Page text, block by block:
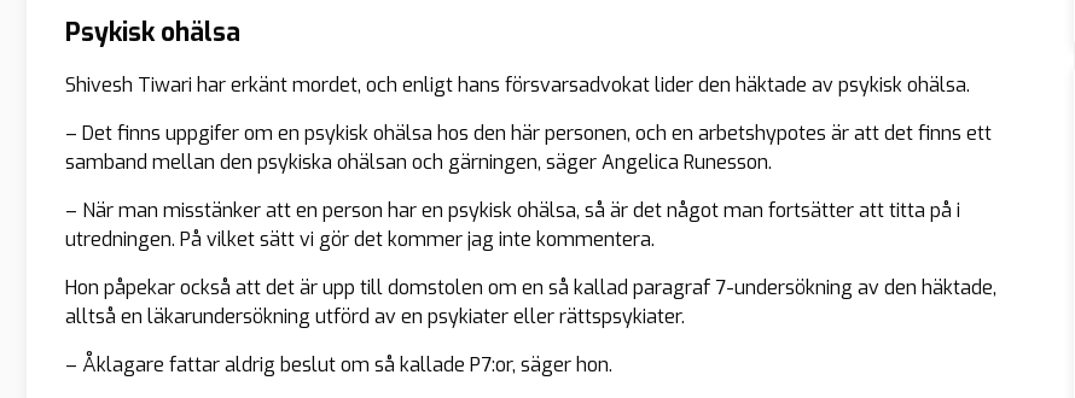
Psykisk ohälsa
Shivesh Tiwari har erkänt mordet, och enligt hans försvarsadvokat lider den häktade av psykisk ohälsa.
– Det finns uppgifer om en psykisk ohälsa hos den här personen, och en arbetshypotes är att det finns ett
samband mellan den psykiska ohälsan och gärningen, säger Angelica Runesson.
– När man misstänker att en person har en psykisk ohälsa, så är det något man fortsätter att titta på i
utredningen. På vilket sätt vi gör det kommer jag inte kommentera.
Hon påpekar också att det är upp till domstolen om en så kallad paragraf 7-undersökning av den häktade,
alltså en läkarundersökning utförd av en psykiater eller rättspsykiater.
– Åklagare fattar aldrig beslut om så kallade P7:or, säger hon.